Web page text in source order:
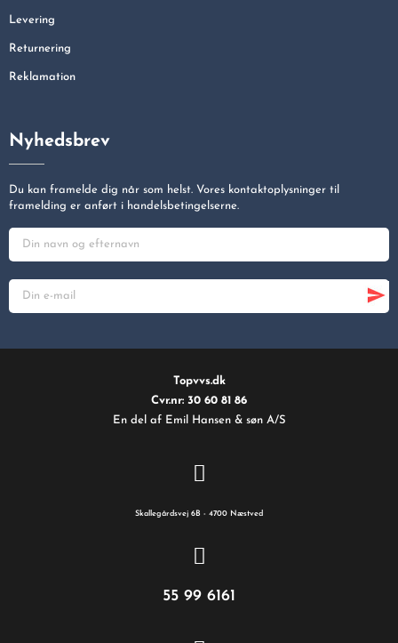
Levering
Returnering
Reklamation
Nyhedsbrev
Du kan framelde dig når som helst. Vores kontaktoplysninger til
framelding er anført i handelsbetingelserne.
Topvvs.dk
Cvr.nr: 30 60 81 86
En del af Emil Hansen & søn A/S
Skallegårdsvej 6B - 4700 Næstved
55 99 6161